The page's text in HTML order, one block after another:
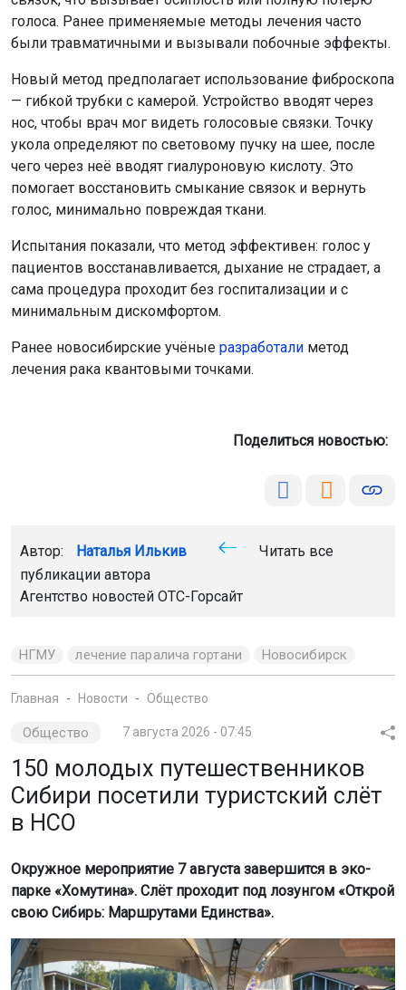
голоса. Ранее применяемые методы лечения часто
были травматичными и вызывали побочные эффекты.
Новый метод предполагает использование фиброскопа
— гибкой трубки с камерой. Устройство вводят через
нос, чтобы врач мог видеть голосовые связки. Точку
укола определяют по световому пучку на шее, после
чего через неё вводят гиалуроновую кислоту. Это
помогает восстановить смыкание связок и вернуть
голос, минимально повреждая ткани.
Испытания показали, что метод эффективен: голос у
пациентов восстанавливается, дыхание не страдает, а
сама процедура проходит без госпитализации и с
минимальным дискомфортом.
Ранее новосибирские учёные разработали метод
лечения рака квантовыми точками.
Поделиться новостью:
Автор: Наталья Илькив
Читать все
публикации автора
Агентство новостей ОТС-Горсайт
НГМУ лечение паралича гортани Новосибирск
Главная Новости Общество
Общество 7 августа 2026 - 07:45
150 молодых путешественников
Сибири посетили туристский слёт
в НСО
Окружное мероприятие 7 августа завершится в эко-
парке «Хомутина». Слёт проходит под лозунгом «Открой
свою Сибирь: Маршрутами Единства».